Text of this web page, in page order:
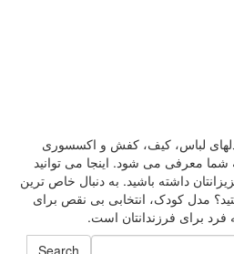
لباس، کیف، کفش و اکسسوری
معرفی می شود. اینجا می توانید
داشته باشید. به دنبال خاص ترین
مدل کودک، انتخابی بی نقص برای
برای فرزندانتان است.